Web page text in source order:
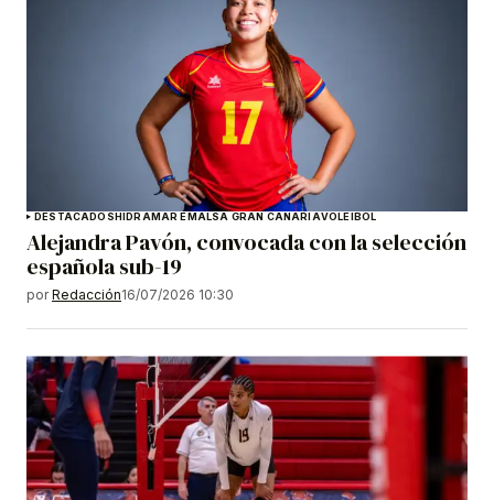
DESTACADOSHIDRAMAR EMALSA GRAN CANARIAVOLEIBOL
Alejandra Pavón, convocada con la selección
española sub-19
por Redacción16/07/2026 10:30